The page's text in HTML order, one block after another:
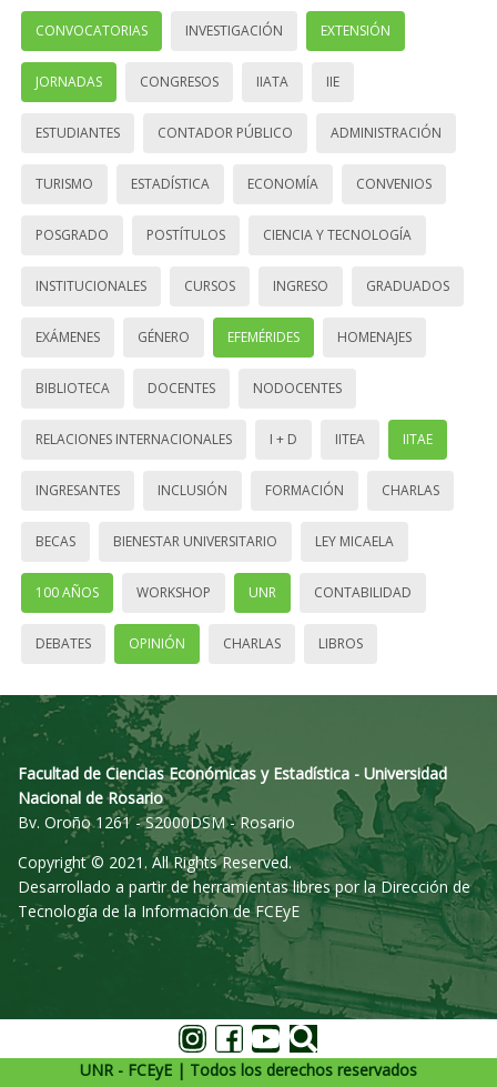
CONVOCATORIAS INVESTIGACIÓN EXTENSIÓN
JORNADAS CONGRESOS IIATA IIE
ESTUDIANTES CONTADOR PÚBLICO ADMINISTRACIÓN
TURISMO ESTADÍSTICA ECONOMÍA CONVENIOS
POSGRADO POSTÍTULOS CIENCIA Y TECNOLOGÍA
INSTITUCIONALES CURSOS INGRESO GRADUADOS
EXÁMENES GÉNERO EFEMÉRIDES HOMENAJES
BIBLIOTECA DOCENTES NODOCENTES
RELACIONES INTERNACIONALES I + D IITEA IITAE
INGRESANTES INCLUSIÓN FORMACIÓN CHARLAS
BECAS BIENESTAR UNIVERSITARIO LEY MICAELA
100 AÑOS WORKSHOP UNR CONTABILIDAD
DEBATES OPINIÓN CHARLAS LIBROS
Facultad de Ciencias Económicas y Estadística - Universidad
Nacional de Rosario
Bv. Oroño 1261 - S2000DSM - Rosario
Copyright © 2021. All Rights Reserved.
Desarrollado a partir de herramientas libres por la Dirección de
Tecnología de la Información de FCEyE
UNR - FCEyE | Todos los derechos reservados